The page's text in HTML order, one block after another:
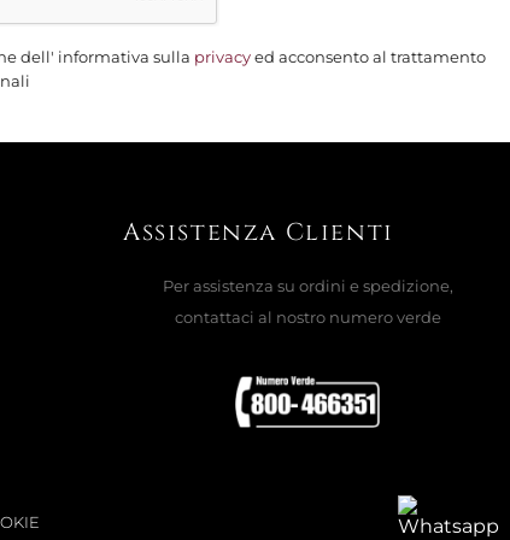
dell' informativa sulla privacyed acconsento al trattamento
Assistenza Clienti
Per assistenza su ordini e spedizione,
contattaci al nostro numero verde